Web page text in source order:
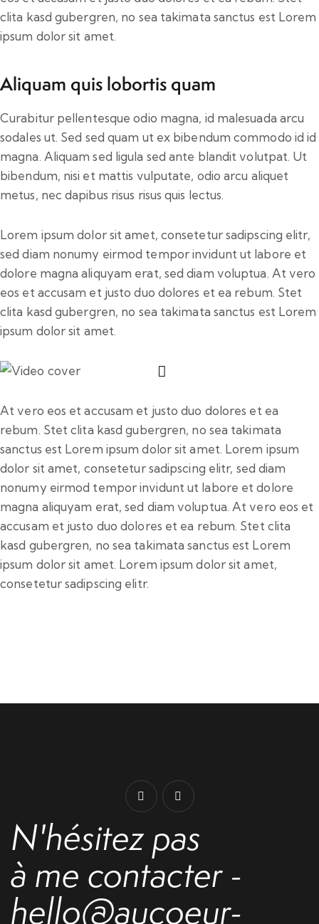
clita kasd gubergren, no sea takimata sanctus est Lorem
ipsum dolor sit amet.
Aliquam quis lobortis quam
Curabitur pellentesque odio magna, id malesuada arcu
sodales ut. Sed sed quam ut ex bibendum commodo id id
magna. Aliquam sed ligula sed ante blandit volutpat. Ut
bibendum, nisi et mattis vulputate, odio arcu aliquet
metus, nec dapibus risus risus quis lectus.
Lorem ipsum dolor sit amet, consetetur sadipscing elitr,
sed diam nonumy eirmod tempor invidunt ut labore et
dolore magna aliquyam erat, sed diam voluptua. At vero
eos et accusam et justo duo dolores et ea rebum. Stet
clita kasd gubergren, no sea takimata sanctus est Lorem
ipsum dolor sit amet.
At vero eos et accusam et justo duo dolores et ea
rebum. Stet clita kasd gubergren, no sea takimata
sanctus est Lorem ipsum dolor sit amet. Lorem ipsum
dolor sit amet, consetetur sadipscing elitr, sed diam
nonumy eirmod tempor invidunt ut labore et dolore
magna aliquyam erat, sed diam voluptua. At vero eos et
accusam et justo duo dolores et ea rebum. Stet clita
kasd gubergren, no sea takimata sanctus est Lorem
ipsum dolor sit amet. Lorem ipsum dolor sit amet,
consetetur sadipscing elitr.
N'hésitez pas
à me contacter -
hello@aucoeur-